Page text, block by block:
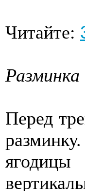
Читайте:
Разминка
Перед